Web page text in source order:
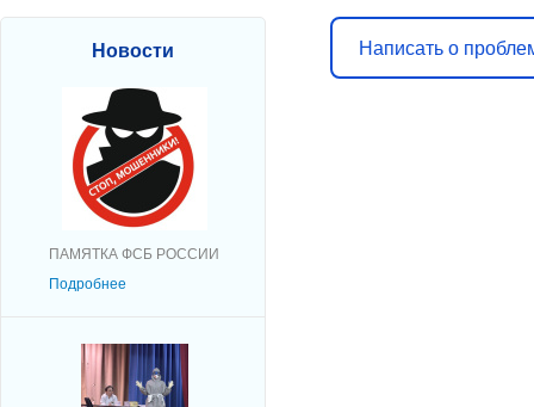
Новости
ПАМЯТКА ФСБ РОССИИ
Подробнее
Написать о